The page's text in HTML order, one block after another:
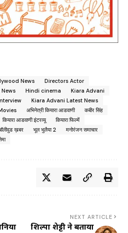
News
Directors Actor
Hindi cinema
Kiara Advani
Kiara Advani Latest News
अभिनेत्री कियारा आडवाणी
कबीर सिंह
कियारा आडवाणी इंटरव्यू
कियारा फिल्में
ख़बर भूल भुलैया 2
मनोरंजन समाचार
NEXT ARTICLE
शिल्पा शेट्टी ने बताया